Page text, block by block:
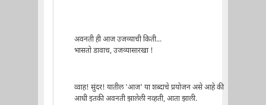
अवनती ही आज उजव्याची किती...
भासतो डावाच, उजव्यासारखा !
व्वाह! सुंदर! यातील 'आज' या शब्दाचे प्रयोजन असे आहे की
आधी इतकी अवनती झालेली नव्हती, आता झाली.